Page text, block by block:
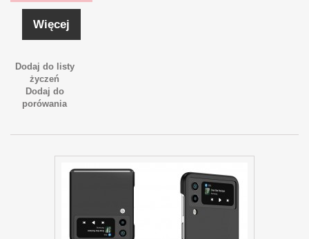
Więcej
Dodaj do listy
życzeń
Dodaj do
porówania